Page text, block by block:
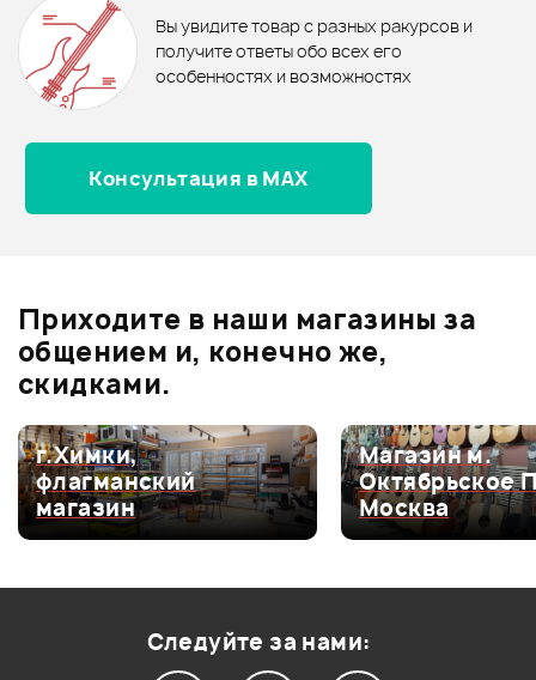
В корзину
0.0
Оценка5
Оценка4
Оценка1
Мой отзыв о товаре
Ваша оценка:
Впечатления о товаре:
Вы увидите товар с разных ракурсов и
получите ответы обо всех его
особенностях и возможностях
Консультация в MAX
Приходите в наши магазины за
общением и, конечно же,
скидками.
г.Химки,
флагманский
магазин
Магазин м.
Октябрьское
Москва
Следуйте за нами: